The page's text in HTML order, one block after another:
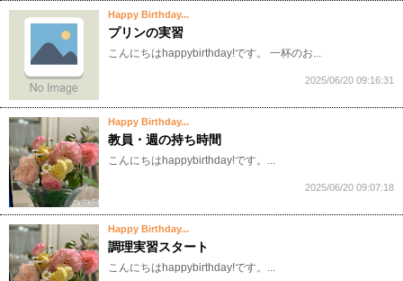
Happy Birthday...
プリンの実習
こんにちはhappybirthday!です。 一杯のお...
2025/06/20 09:16:31
Happy Birthday...
教員・週の持ち時間
こんにちはhappybirthday!です。...
2025/06/20 09:07:18
Happy Birthday...
調理実習スタート
こんにちはhappybirthday!です。...